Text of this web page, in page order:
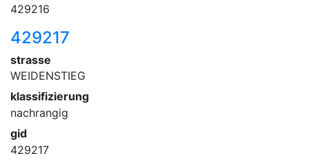
429216
429217
strasse
WEIDENSTIEG
klassifizierung
nachrangig
gid
429217